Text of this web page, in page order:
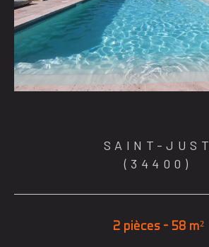
SAINT-JUST
(34400)
2 pièces - 58 m²